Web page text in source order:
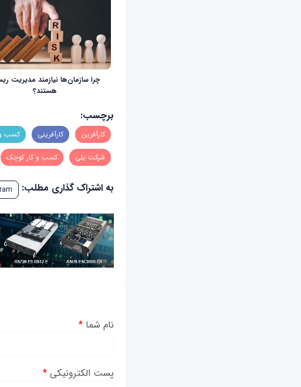
چرا سازمان‌ها نیازمند مدیریت
هستند؟
برچسب:
کارآفرین کارآفرینی کسب و
شرکت یلی کسب و کار کوچک
به اشتراک گذاری مطلب:
نام شما *
پست الکترونیکی *